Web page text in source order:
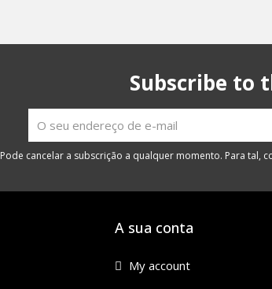
Subscribe to
Pode cancelar a subscrição a qualquer momento. Para tal,
A sua conta
My account